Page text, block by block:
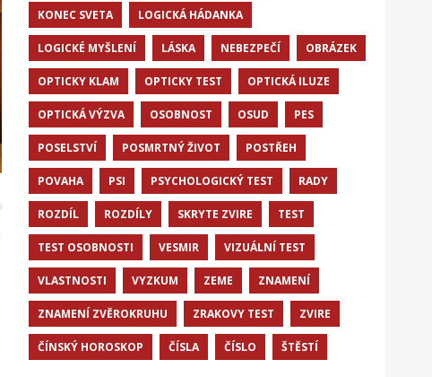
KONEC SVETA LOGICKÁ HÁDANKA
LOGICKÉ MYŠLENÍ LÁSKA NEBEZPEČÍ OBRÁZEK
OPTICKY KLAM OPTICKY TEST OPTICKÁ ILUZE
OPTICKÁ VÝZVA OSOBNOST OSUD PES
POSELSTVÍ POSMRTNÝ ŽIVOT POSTŘEH
POVAHA PSI PSYCHOLOGICKÝ TEST RADY
ROZDÍL ROZDÍLY SKRYTE ZVIRE TEST
TEST OSOBNOSTI VESMIR VIZUÁLNÍ TEST
VLASTNOSTI VYZKUM ZEME ZNAMENÍ
ZNAMENÍ ZVĚROKRUHU ZRAKOVY TEST ZVIRE
ČÍNSKÝ HOROSKOP ČÍSLA ČÍSLO ŠTĚSTÍ